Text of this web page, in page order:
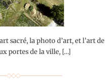
sacré, la photo d’art, et l’art de
portes de la ville, […]